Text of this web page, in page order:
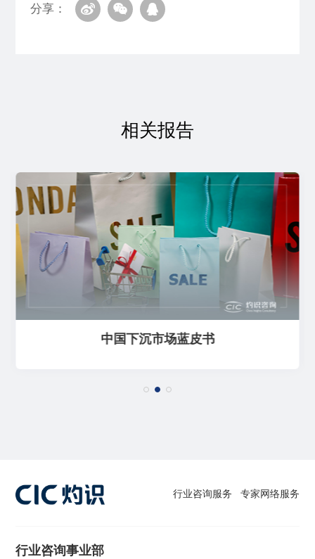
分享：
相关报告
中国下沉市场蓝皮书
行业咨询服务 专家网络服务
行业咨询事业部